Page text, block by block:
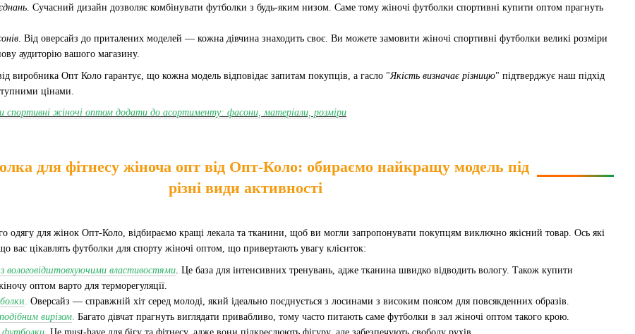
. Сучасний дизайн дозволяє комбінувати футболки з будь-яким низом. Саме тому жіночі футболки спортивні купити оптом прагнуть
. Від оверсайз до приталених моделей — кожна дівчина знаходить своє. Ви можете замовити жіночі спортивні футболки великі розміри
аудиторію вашого магазину.
виробника Опт Коло гарантує, що кожна модель відповідає запитам покупців, а гасло "Якість визначає різницю" підтверджує наш підхід
цінами.
спортивні жіночі оптом додати до асортименту: фасони, матеріали, розміри
для фітнесу жіноча опт від Опт-Коло: обираємо найкращу модель під
різні види активності
одягу для жінок Опт-Коло, відбираємо кращі лекала та тканини, щоб ви могли запропонувати покупцям виключно якісний товар. Ось які
вас цікавлять футболки для спорту жіночі оптом, що привертають увагу клієнток:
з вологовідштовхуючими властивостями . Це база для інтенсивних тренувань, адже тканина швидко відводить вологу. Також купити
оптом варто для терморегуляції.
и Оверсайз — справжній хіт серед молоді, який ідеально поєднується з лосинами з високим поясом для повсякденних образів.
вирізом Багато дівчат прагнуть виглядати привабливо, тому часто питають саме футболки в зал жіночі оптом такого крою.